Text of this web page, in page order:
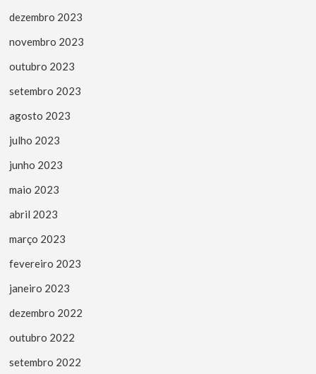
dezembro 2023
novembro 2023
outubro 2023
setembro 2023
agosto 2023
julho 2023
junho 2023
maio 2023
abril 2023
março 2023
fevereiro 2023
janeiro 2023
dezembro 2022
outubro 2022
setembro 2022